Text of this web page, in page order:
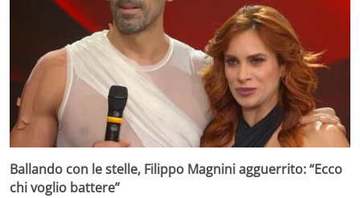
Ballando con le stelle, Filippo Magnini agguerrito: “Ecco
chi voglio battere”